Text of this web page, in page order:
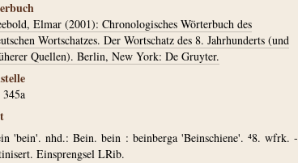
Elmar (2001): Chronologisches Wörterbuch des
Wortschatzes. Der Wortschatz des 8. Jahrhunderts (und
Quellen). Berlin, New York: De Gruyter.
345a
'bein'. nhd.: Bein. bein : beinberga 'Beinschiene'. ⁴8. wfrk. -
Einsprengsel LRib.